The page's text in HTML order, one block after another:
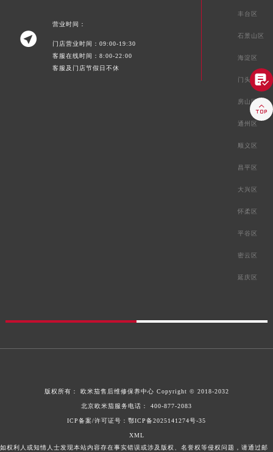

营业时间：
门店营业时间：09:00-19:30
客服在线时间：8:00-22:00
客服及门店节假日不休
丰台区
石景山区
海淀区
门头沟区
房山区
通州区
顺义区
昌平区
大兴区
怀柔区
平谷区
密云区
延庆区
版权所有： 欧米茄售后维修保养中心 Copyright © 2018-2032
北京欧米茄服务电话： 400-877-2083
ICP备案/许可证号：鄂ICP备2025141274号-35
XML
如权利人或知情人士发现本站内容存在事实错误或涉及版权、名誉权等侵权问题，请通过邮

